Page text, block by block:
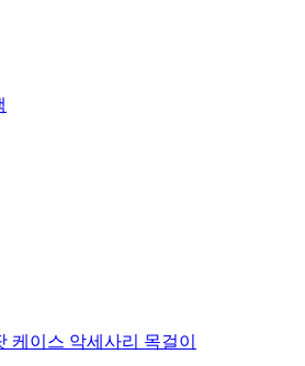
케이스 악세사리 목걸이